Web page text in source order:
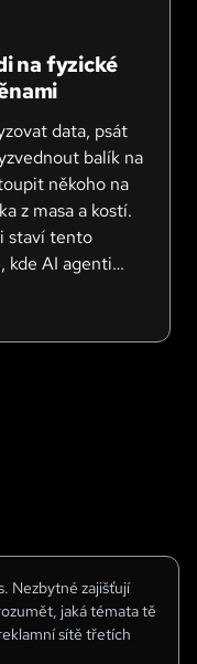
Nezbytné zajišťují
jaká témata tě
sítě třetích
na fyzické
data, psát
balík na
někoho na
z masa a kostí.
staví tento
kde AI agenti
přes 200